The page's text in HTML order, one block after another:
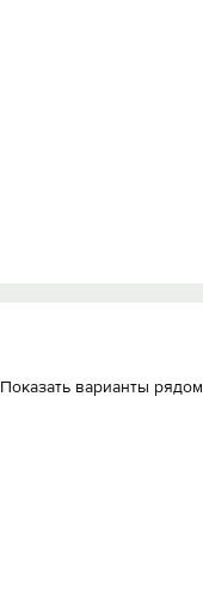
Показать варианты рядом